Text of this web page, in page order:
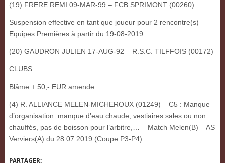
(19) FRERE REMI 09-MAR-99 – FCB SPRIMONT (00260)
Suspension effective en tant que joueur pour 2 rencontre(s)
Equipes Premières à partir du 19-08-2019
(20) GAUDRON JULIEN 17-AUG-92 – R.S.C. TILFFOIS (00172)
CLUBS
Blâme + 50,- EUR amende
(4) R. ALLIANCE MELEN-MICHEROUX (01249) – C5 : Manque
d’organisation: manque d’eau chaude, vestiaires sales ou non
chauffés, pas de boisson pour l’arbitre,… – Match Melen(B) – AS
Verviers(A) du 28.07.2019 (Coupe P3-P4)
PARTAGER: